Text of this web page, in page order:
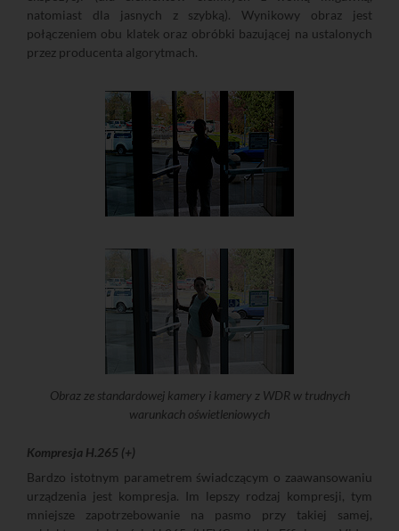
natomiast dla jasnych z szybką). Wynikowy obraz jest
połączeniem obu klatek oraz obróbki bazującej na ustalonych
przez producenta algorytmach.
Obraz ze standardowej kamery i kamery z WDR w trudnych
warunkach oświetleniowych
Kompresja H.265 (+)
Bardzo istotnym parametrem świadczącym o zaawansowaniu
urządzenia jest kompresja. Im lepszy rodzaj kompresji, tym
mniejsze zapotrzebowanie na pasmo przy takiej samej,